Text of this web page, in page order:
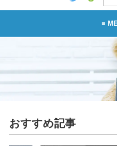
≡
アプ
おすすめ記事